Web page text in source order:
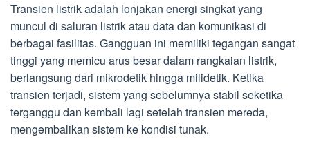
Transien listrik adalah lonjakan energi singkat yang
muncul di saluran listrik atau data dan komunikasi di
berbagai fasilitas. Gangguan ini memiliki tegangan sangat
tinggi yang memicu arus besar dalam rangkaian listrik,
berlangsung dari mikrodetik hingga milidetik. Ketika
transien terjadi, sistem yang sebelumnya stabil seketika
terganggu dan kembali lagi setelah transien mereda,
mengembalikan sistem ke kondisi tunak.